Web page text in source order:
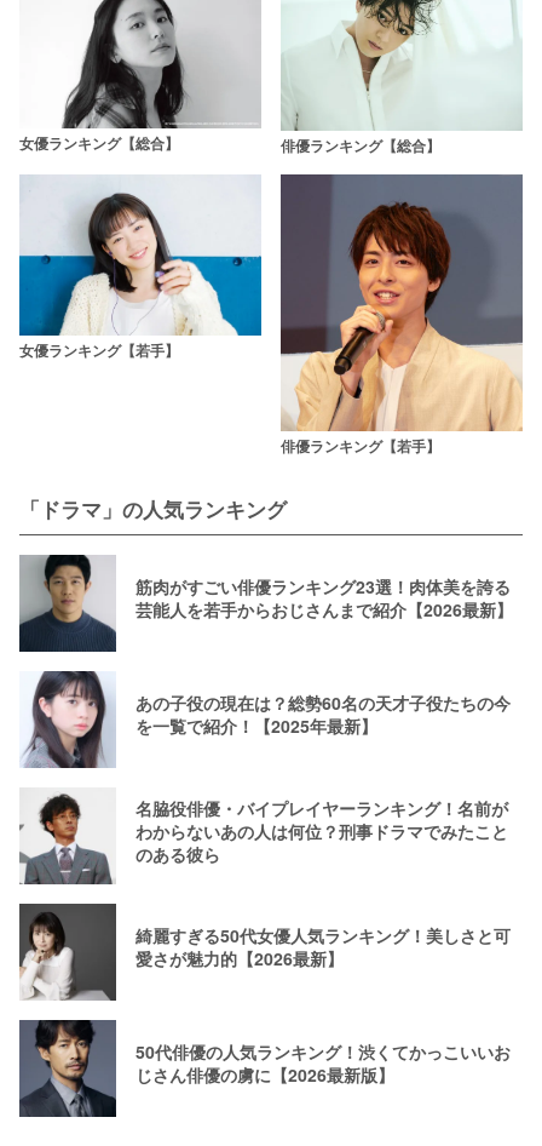
女優ランキング【総合】 俳優ランキング【総合】
女優ランキング【若手】
俳優ランキング【若手】
「ドラマ」の人気ランキング
筋肉がすごい俳優ランキング23選！肉体美を誇る
芸能人を若手からおじさんまで紹介【2026最新】
あの子役の現在は？総勢60名の天才子役たちの今
を一覧で紹介！【2025年最新】
名脇役俳優・バイプレイヤーランキング！名前が
わからないあの人は何位？刑事ドラマでみたこと
のある彼ら
綺麗すぎる50代女優人気ランキング！美しさと可
愛さが魅力的【2026最新】
50代俳優の人気ランキング！渋くてかっこいいお
じさん俳優の虜に【2026最新版】